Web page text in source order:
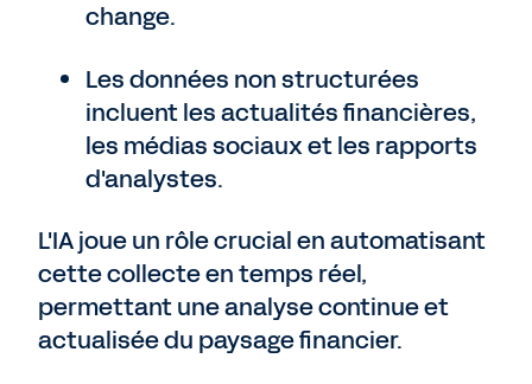
change.
Les données non structurées
incluent les actualités financières,
les médias sociaux et les rapports
d'analystes.
L'IA joue un rôle crucial en automatisant
cette collecte en temps réel,
permettant une analyse continue et
actualisée du paysage financier.